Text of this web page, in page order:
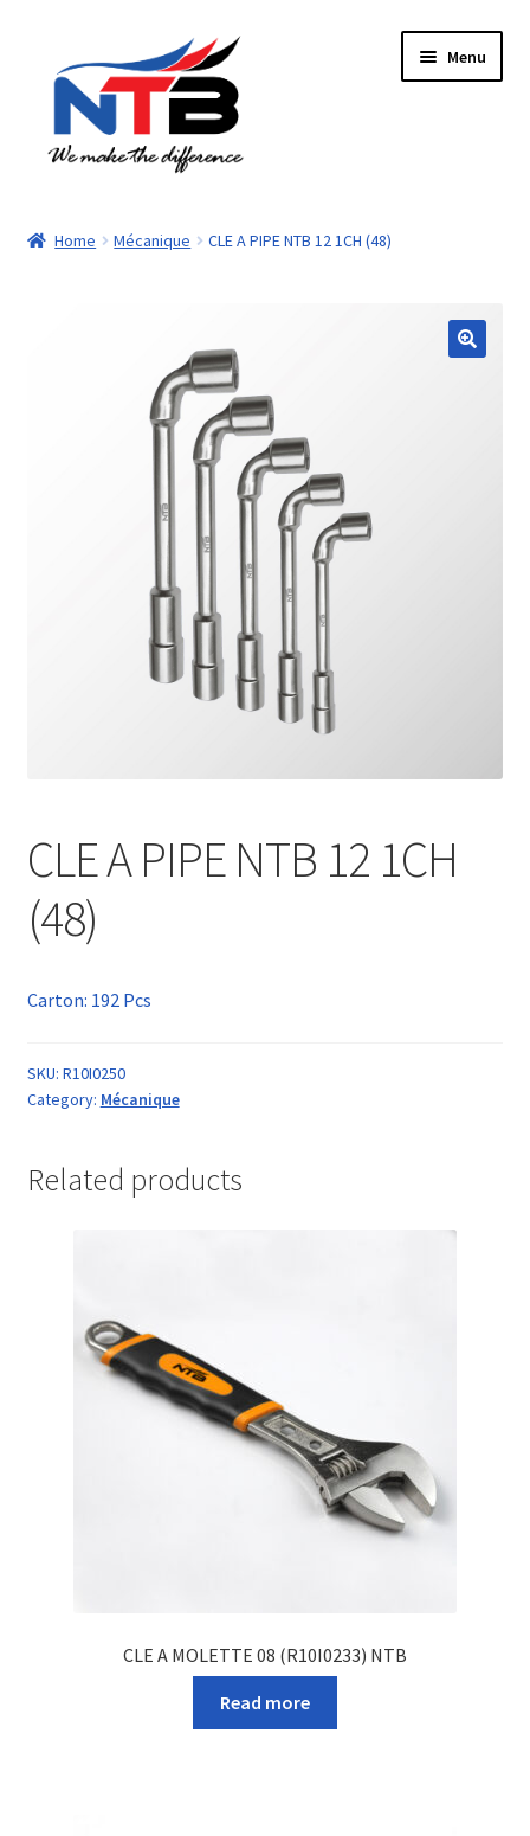
navigation
contenu
Menu
Home Mécanique CLE A PIPE NTB 12 1CH (48)
CLE A PIPE NTB 12 1CH
(48)
Carton: 192 Pcs
SKU: R10I0250
Category: Mécanique
Related products
CLE A MOLETTE 08 (R10I0233) NTB
Read more